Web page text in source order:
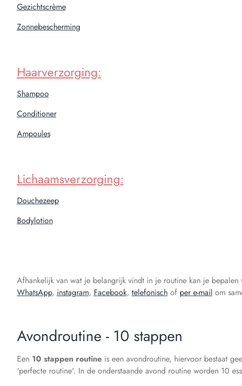
Gezichtscrème
Zonnebescherming
Haarverzorging:
Shampoo
Conditioner
Ampoules
Lichaamsverzorging:
Douchezeep
Bodylotion
Afhankelijk van wat je belangrijk vindt in je routine kan je
WhatsApp, instagram, Facebook, telefonischof per e-mail om
Avondroutine - 10 stappen
Een 10 stappen routineis een avondroutine, hiervoor bestaat
'perfecte routine'. In de onderstaande avond routine worden 10